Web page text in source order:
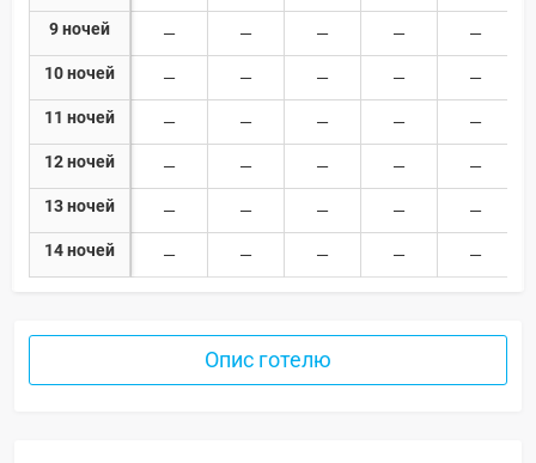
9 ночей
10 ночей
11 ночей
12 ночей
13 ночей
14 ночей
Опис готелю